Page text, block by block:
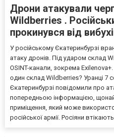
Дрони атакували
Wildberries .
прокинувся від
У російському Єкатеринбурзі
атаку дронів. Під ударом склад
OSINT-канали, зокрема
один склад Wildberries? Уранці 7
Єкатеринбурзі повідомили про
попередньою інформацією,
приміщення, який може
російської армії. Росіяни